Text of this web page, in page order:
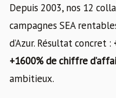
Depuis 2003, nos 12
campagnes SEA
d’Azur. Résultat concret :
+1600% de chiffre
ambitieux.